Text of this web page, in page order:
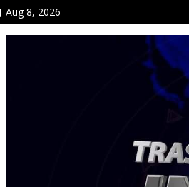
Aug 8, 2026